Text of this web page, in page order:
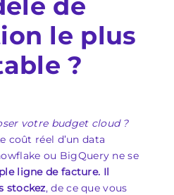
le plus
?
votre budget cloud ?
coût réel d’un data
ou BigQuery ne se
ligne de facture. Il
stockez, de ce que vous